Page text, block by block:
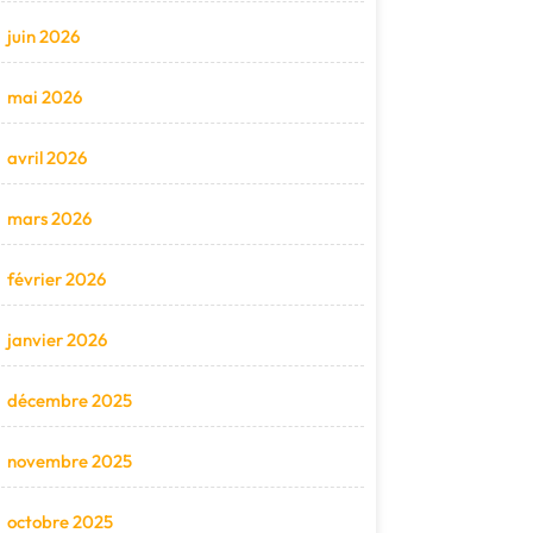
juin 2026
mai 2026
avril 2026
mars 2026
février 2026
janvier 2026
décembre 2025
novembre 2025
octobre 2025